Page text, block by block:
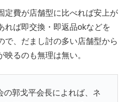
定費が店舗型に比べれば安上が
れば即交換・即返品okなどを
で、だまし討の多い店舗型から
るのも無理は無い。
の郭戈平会長によれば、ネ